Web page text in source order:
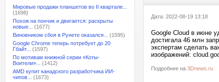
Мировые продажи планшетов во II квартале...
(1698)
Похож на пончик и двигается: раскрыты
новые...
(1677)
Виновником сбоя в Рунете оказался...
(1595)
Google Chrome теперь потребует до 20
Гбайт...
(1597)
По мотивам книжной серии «Коты-
Воители»...
(1412)
AMD купит канадского разработчика ИИ-
чипов...
(1673)
Дата: 2022-08-19 13:18
Google Cloud в июне
достигала 46 млн
экспертам сделать
изображений:
Подробнее на 3Dnews.ru